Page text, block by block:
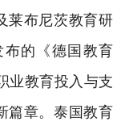
莱布尼茨教育研
的《德国教育
业教育投入与支
篇章。泰国教育